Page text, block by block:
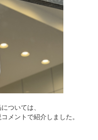
ついては、
メントで紹介しました。